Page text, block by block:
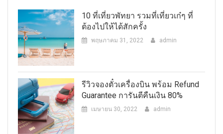
10 ที่เที่ยวพัทยา รวมที่เที่ยวเก๋ๆ ที่
ต้องไปให้ได้สักครั้ง
พฤษภาคม 31, 2022 admin
รีวิวจองตั๋วเครื่องบิน พร้อม Refund
Guarantee การันตีคืนเงิน 80%
เมษายน 30, 2022 admin